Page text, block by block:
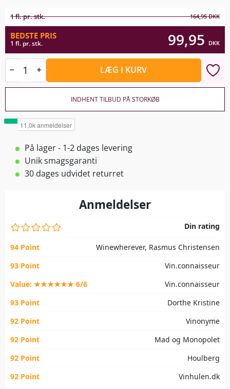
1 fl. pr. stk. 164,95DKK
BEDSTE PRIS
1 fl. pr. stk. 99,95 DKK
LÆG I KURV
INDHENT TILBUD PÅ STORKØB
På lager - 1-2 dages levering
Unik smagsgaranti
30 dages udvidet returret
Anmeldelser
Din rating
94 Point
Winewherever, Rasmus Christensen
93 Point
Vin.connaisseur
Value: ★★★★★★ 6/6
Vin.connaisseur
93 Point
Dorthe Kristine
92 Point
Vinonyme
92 Point
Mad og Monopolet
92 Point
Houlberg
92 Point
Vinhulen.dk